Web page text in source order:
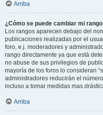
Arriba
¿Cómo se puede cambiar mi
Los rangos aparecen debajo del
publicaciones realizadas por el
foro, e.j. moderadores y
rango directamente ya que está
no abuse de sus privilegios de
mayoría de los foros lo consideran
administradores reducirán el
incluso a tomar medidas mas
Arriba